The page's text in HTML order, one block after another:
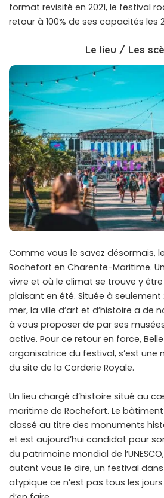
format revisité en 2021, le festival
retour à 100% de ses capacités les
Le lieu / Les
Comme vous le savez désormais,
Rochefort en Charente-Maritime.
vivre et où le climat se trouve y
plaisant en été. Située à
mer, la ville d’art et d’histoire a de
à vous proposer de par ses
active. Pour ce retour en force,
organisatrice du festival, s’est une
du site de la Corderie Royale.
Un lieu chargé d’histoire situé au
maritime de Rochefort. Le
classé au titre des monuments
et est aujourd’hui candidat pour
du patrimoine mondial de
autant vous le dire, un festival
atypique ce n’est pas tous les jours